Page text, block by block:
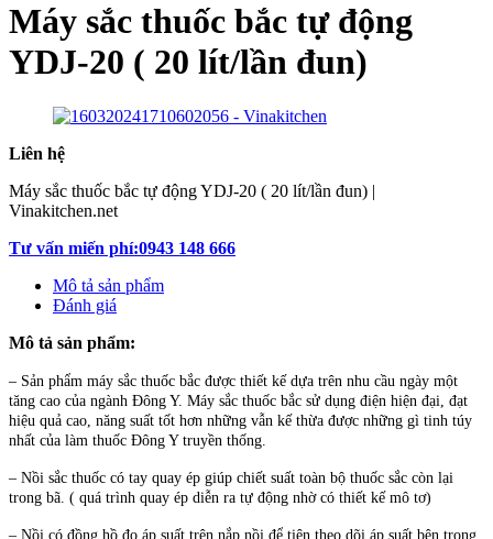
Máy sắc thuốc bắc tự động
YDJ-20 ( 20 lít/lần đun)
Liên hệ
Máy sắc thuốc bắc tự động YDJ-20 ( 20 lít/lần đun) |
Vinakitchen.net
Tư vấn miến phí:0943 148 666
Mô tả sản phẩm
Đánh giá
Mô tả sản phẩm:
– Sản phẩm máy sắc thuốc bắc được thiết kế dựa trên nhu cầu ngày một
tăng cao của ngành Đông Y. Máy sắc thuốc bắc sử dụng điện hiện đại, đạt
hiệu quả cao, năng suất tốt hơn những vẫn kế thừa được những gì tinh túy
nhất của làm thuốc Đông Y truyền thống.
– Nồi sắc thuốc có tay quay ép giúp chiết suất toàn bộ thuốc sắc còn lại
trong bã. ( quá trình quay ép diễn ra tự động nhờ có thiết kế mô tơ)
– Nồi có đồng hồ đo áp suất trên nắp nồi để tiện theo dõi áp suất bên trong